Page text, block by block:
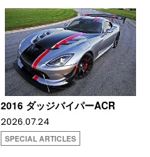
2016 ダッジバイパーACR
2026.07.24
SPECIAL ARTICLES